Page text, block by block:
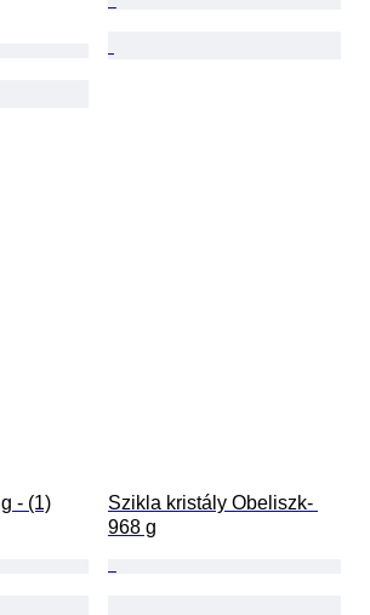
- (1)
Szikla kristály Obeliszk-
968 g